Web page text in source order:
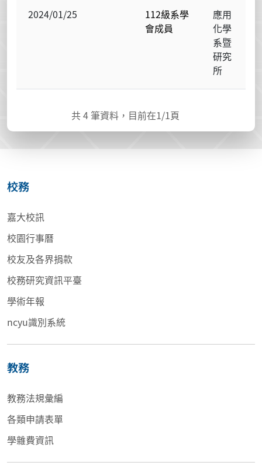
2024/01/25
112級系學
會成員
應用
化學
系暨
研究
所
共4 筆資料，目前在1/1頁
校務
嘉大校訊
校園行事曆
校友及各界捐款
校務研究資訊平臺
學術年報
ncyu識別系統
教務
教務法規彙編
各類申請表單
學雜費資訊